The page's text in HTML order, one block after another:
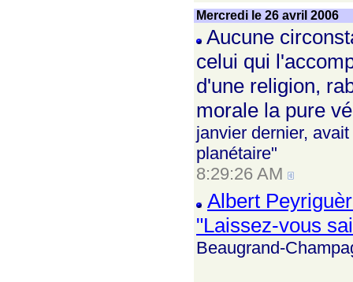
Mercredi le 26 avril 2006
Aucune
celui qui
d'une religion,
morale la pure
janvier dernier,
planétaire"
8:29:26 AM
Albert
"Laissez-vous
Beaugrand-